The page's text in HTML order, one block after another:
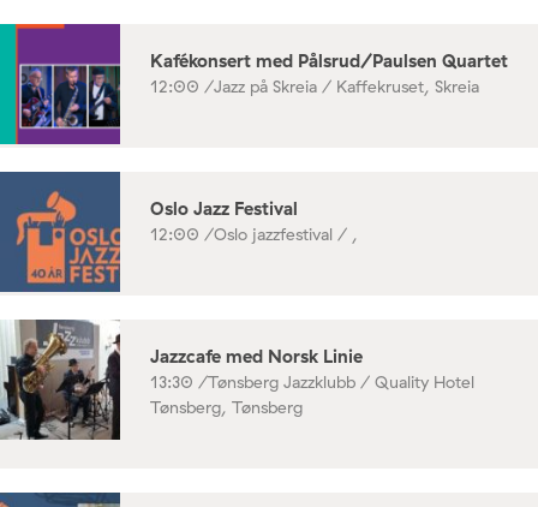
Kafékonsert med Pålsrud/Paulsen Quartet
12:00 /Jazz på Skreia / Kaffekruset, Skreia
Oslo Jazz Festival
12:00 /Oslo jazzfestival / ,
Jazzcafe med Norsk Linie
13:30 /Tønsberg Jazzklubb / Quality Hotel
Tønsberg, Tønsberg